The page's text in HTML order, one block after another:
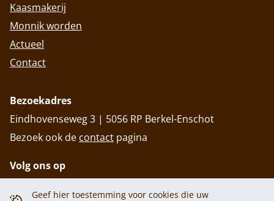
Geef hier toestemming voor cookies die uw
Kaasmakerij
Monnik worden
Actueel
Contact
Bezoekadres
Eindhovenseweg 3 | 5056 RP Berkel-Enschot
Bezoek ook de contact pagina
Volg ons op